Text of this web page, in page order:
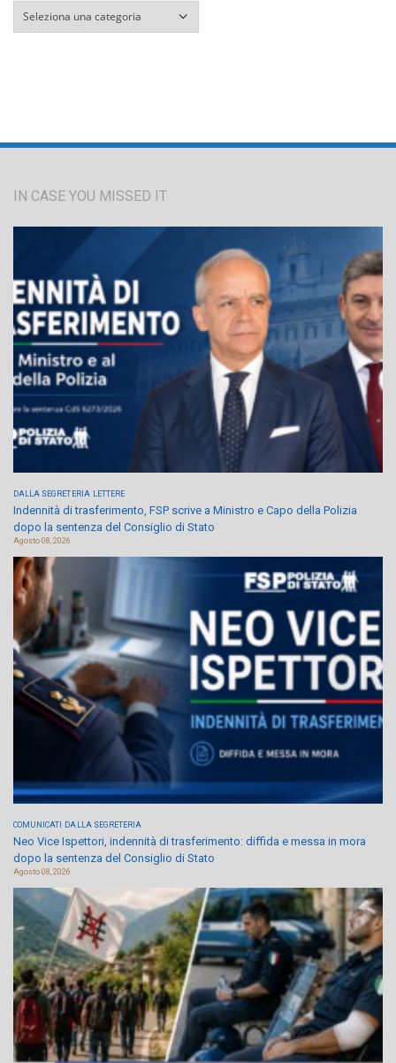
IN CASE YOU MISSED IT
DALLA SEGRETERIA LETTERE
Indennità di trasferimento, FSP scrive a Ministro e Capo della Polizia
dopo la sentenza del Consiglio di Stato
Agosto 08, 2026
COMUNICATI DALLA SEGRETERIA
Neo Vice Ispettori, indennità di trasferimento: diffida e messa in mora
dopo la sentenza del Consiglio di Stato
Agosto 08, 2026